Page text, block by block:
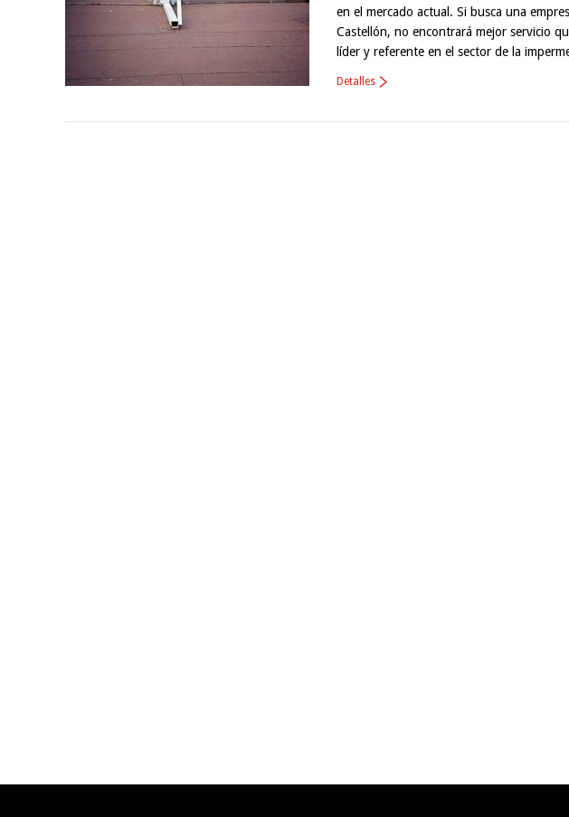
en el mercado actual. Si busca una
Castellón, no encontrará mejor servicio
líder y referente en el sector de la
Detalles